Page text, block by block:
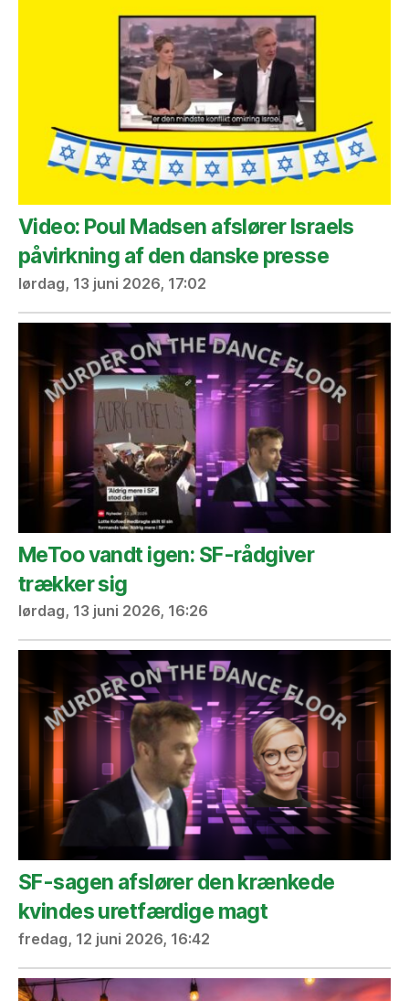
Video: Poul Madsen afslører Israels
påvirkning af den danske presse
lørdag, 13 juni 2026, 17:02
MeToo vandt igen: SF-rådgiver
trækker sig
lørdag, 13 juni 2026, 16:26
SF-sagen afslører den krænkede
kvindes uretfærdige magt
fredag, 12 juni 2026, 16:42